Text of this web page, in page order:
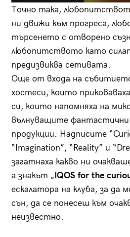
Точно така,
ни движи към прогреса,
търсенето с отворено
любопитството като
предизвиква сетивата.
Още от входа на
хостеси, които
си, които напомняха на
вълнуващите фантастични
продукции. Надписите
“Imagination”, “Reality” и
загатнаха какво ни
а знакът „IQOS for the
ескалатора на клуба, за да
сън, да се понесеш към
неизвестно.